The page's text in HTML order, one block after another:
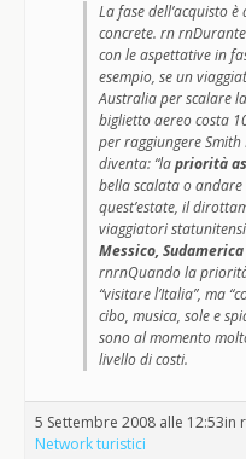
La fase dell’acquisto
concrete. rn
con le aspettative in
esempio, se un
Australia per scalare
biglietto aereo costa
per raggiungere Smith
diventa: “lapriorità
bella scalata o andare
quest’estate, il
viaggiatori
Messico,
rnrnQuando la
“visitare l’Italia”, ma
cibo, musica, sole e
sono al momento
livello di costi.
5 Settembre 2008 alle 12:53in
Network turistici